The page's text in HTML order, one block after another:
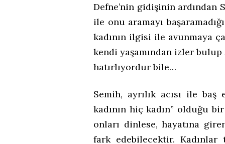
Defne’nin gidişinin ardından
ile onu aramayı
kadının ilgisi ile avunmaya
kendi yaşamından izler bulup
hatırlıyordur bile…
Semih, ayrılık acısı ile
kadının hiç kadın” olduğu
onları dinlese, hayatına
fark edebilecektir. Kadınlar